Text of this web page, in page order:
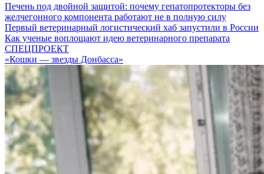
Печень под двойной защитой: почему гепатопротекторы без
желчегонного компонента работают не в полную силу
Первый ветеринарный логистический хаб запустили в России
Как ученые воплощают идею ветеринарного препарата
СПЕЦПРОЕКТ
«Кошки — звезды Донбасса»